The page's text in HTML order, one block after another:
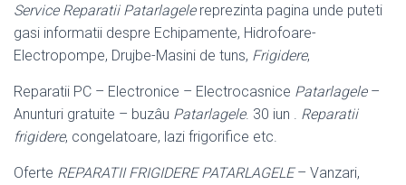
Service Reparatii Patarlagelereprezinta pagina unde puteti
gasi informatii despre Echipamente, Hidrofoare-
Electropompe, Drujbe-Masini de tuns, Frigidere,
Reparatii PC – Electronice – Electrocasnice Patarlagele–
Anunturi gratuite – buzâu Patarlagele. 30 iun . Reparatii
frigidere, congelatoare, lazi frigorifice etc.
Oferte REPARATII FRIGIDERE PATARLAGELE– Vanzari,